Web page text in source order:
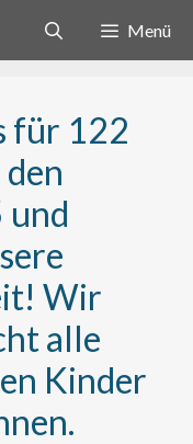
Menü
für 122
und
Wir
alle
Kinder